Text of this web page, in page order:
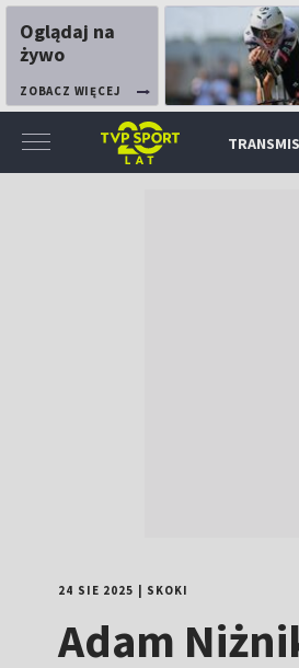
Oglądaj na
żywo
ZOBACZ WIĘCEJ
24 SIE 2025 SKOKI
Adam